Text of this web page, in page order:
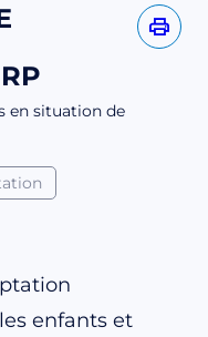
en situation de
enfants et